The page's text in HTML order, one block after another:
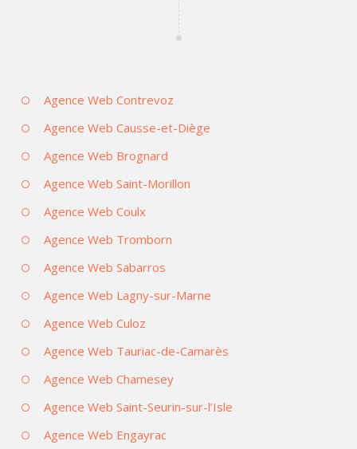
Agence Web Contrevoz
Agence Web Causse-et-Diège
Agence Web Brognard
Agence Web Saint-Morillon
Agence Web Coulx
Agence Web Tromborn
Agence Web Sabarros
Agence Web Lagny-sur-Marne
Agence Web Culoz
Agence Web Tauriac-de-Camarès
Agence Web Chamesey
Agence Web Saint-Seurin-sur-l’Isle
Agence Web Engayrac